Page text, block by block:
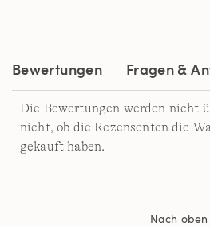
Bewertungen Fragen &
Die Bewertungen werden nicht
nicht, ob die Rezensenten die
gekauft haben.
Nach oben